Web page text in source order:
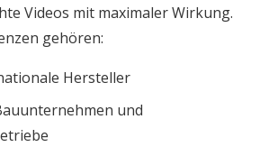
Videos mit maximaler Wirkung.
gehören:
Hersteller
und